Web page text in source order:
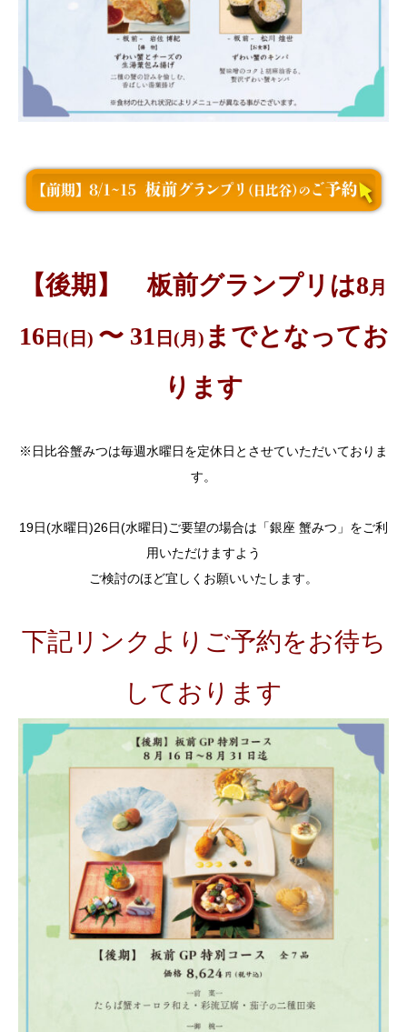
【後期】 板前グランプリは8 月
16日(日) 〜 31 日(月) までとなってお
ります
※日比谷蟹みつは毎週水曜日を定休日とさせていただいておりま
す。
19日(水曜日)26日(水曜日)ご要望の場合は「銀座 蟹みつ」をご利
用いただけますよう
ご検討のほど宜しくお願いいたします。
下記リンクよりご予約をお待ち
しております